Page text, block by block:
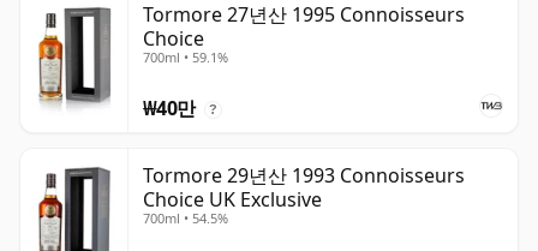
Tormore 27년산 1995 Connoisseurs
Choice
700ml • 59.1%
₩40만 ?
Tormore 29년산 1993 Connoisseurs
Choice UK Exclusive
700ml • 54.5%